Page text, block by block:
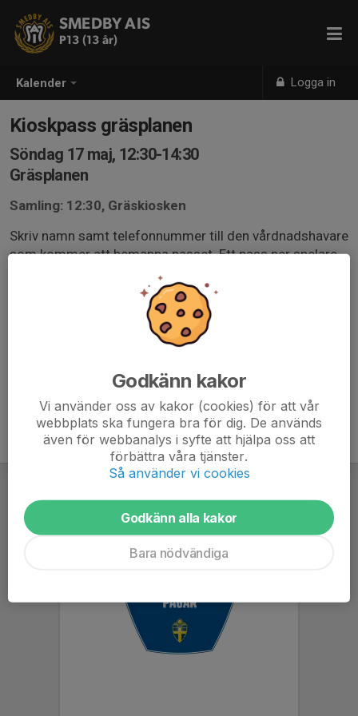
Kalender Logga in
SMEDBY AIS
P13 (13 år)
Kioskpass gräsplanen
Söndag 17 maj, 12:30-14:30
Gräsplanen
Samling: 12:30, Gräskiosken
Skriv namn samt telefonnummer till den vårdnadshavare
som kommer att bemanna passet. Ett pass per spelare.
De som inte anmäler sig kommer att bli utplacerade.
Riktlinjer kiosk klubbhus och gruskiosk.pdf
Godkänn kakor
Vi använder oss av kakor (cookies) för att vår
webbplats ska fungera bra för dig. De används
även för webbanalys i syfte att hjälpa oss att
förbättra våra tjänster.
Så använder vi cookies
Godkänn alla kakor
Bara nödvändiga